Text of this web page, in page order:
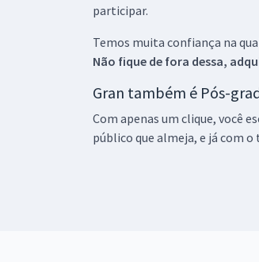
participar.
Temos muita confiança na
Não fique de fora dessa,
Gran também é Pós-
Com apenas um clique, você
público que almeja, e já com